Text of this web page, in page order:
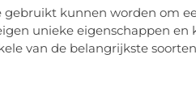
kunnen worden om
unieke eigenschappen
van de belangrijkste soorten